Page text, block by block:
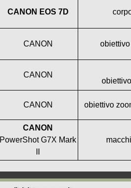
CANON EOS 7D
CANON
CANON
CANON obiettivo
CANON
PowerShot G7X Mark